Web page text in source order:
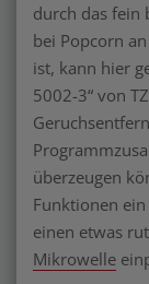
durch das fein
bei Popcorn
ist, kann hier
5002-3“ von
überzeugen
Funktionen
einen etwas
Mikrowelle